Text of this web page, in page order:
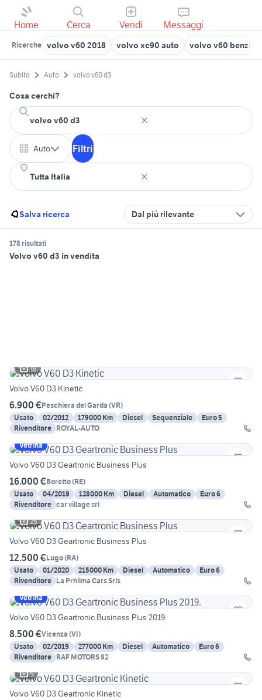
Home Cerca Vendi Messaggi
Ricerche volvo v60 2018 volvo xc90 auto volvo v60 benzina
Subito Auto volvo v60 d3
Cosa cerchi?
Auto Filtri
Salva ricerca Dal più rilevante
178 risultati
Volvo v60 d3 in vendita
16
Volvo V60 D3 Kinetic
6.900 €Peschiera del Garda (VR)
Usato
02/2012 179000 Km Diesel Sequenziale
Euro 5
Rivenditore ROYAL-AUTO
Vetrina
Volvo V60 D3 Geartronic Business Plus
16.000 €Boretto(RE)
Usato
04/2019 128000 Km Diesel Automatico
Euro 6
Rivenditore car village srl
25
Volvo V60 D3 Geartronic Business Plus
12.500 €Lugo(RA)
Usato
01/2020 215000 Km Diesel Automatico
Euro 6
Rivenditore La Prhilma Cars Srls
Vetrina
Volvo V60 D3 Geartronic Business Plus 2019.
8.500 €Vicenza (VI)
Usato
02/2019 277000 Km Diesel Automatico
Euro 6
Rivenditore RAF MOTORS 92
5
Volvo V60 D3 Geartronic Kinetic